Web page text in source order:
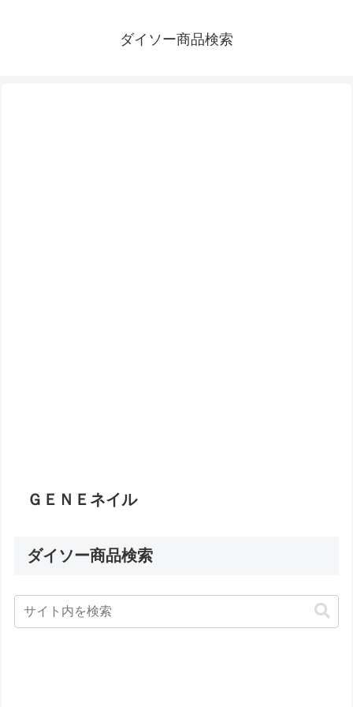
ダイソー商品検索
ＧＥＮＥネイル
ダイソー商品検索